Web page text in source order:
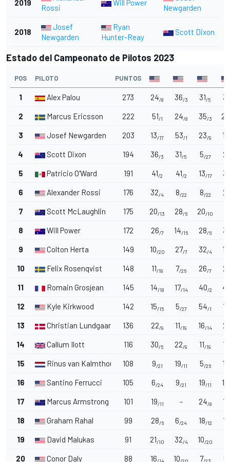
2019
Rossi
Will Power
Newgarden
2018
Josef
Newgarden
Ryan
Hunter-Reay
Scott Dixon
Estado del Campeonato de Pilotos 2023
POS PILOTO PUNTOS
1 Alex Palou 273 24/8 36/3 31/5
2 Marcus Ericsson 222 51/1 24/8 35/3 20
3 Josef Newgarden 203 13/17 53/1 23/9 16
4 Scott Dixon 194 36/3 31/5 5/27
5 Patricio O'Ward 191 41/2 41/2 13/17
6 Alexander Rossi 176 32/4 8/22 8/22
7 Scott McLaughlin 175 20/13 28/6 20/10
8 Will Power 172 26/7 14/16 28/6
9 Colton Herta 149 10/20 27/7 32/4 16
10 Felix Rosenqvist 148 11/19 7/26 26/7
11 Romain Grosjean 145 14/18 17/14 40/2
12 Kyle Kirkwood 142 15/15 5/27 54/1 18
13 Christian Lundgaard 136 22/9 11/19 16/14
14 Callum Ilott 116 30/5 22/9 11/19 17
15 Rinus van Kalmthout 108 9/21 19/11 5/26 14
16 Santino Ferrucci 105 6/24 9/21 19/11 10
17 Marcus Armstrong 101 19/11 - 24/8 19
18 Graham Rahal 99 28/6 6/24 18/12 13
19 David Malukas 91 21/10 32/4 10/20
20 Conor Daly 88 16/14 10/20 7/23 5